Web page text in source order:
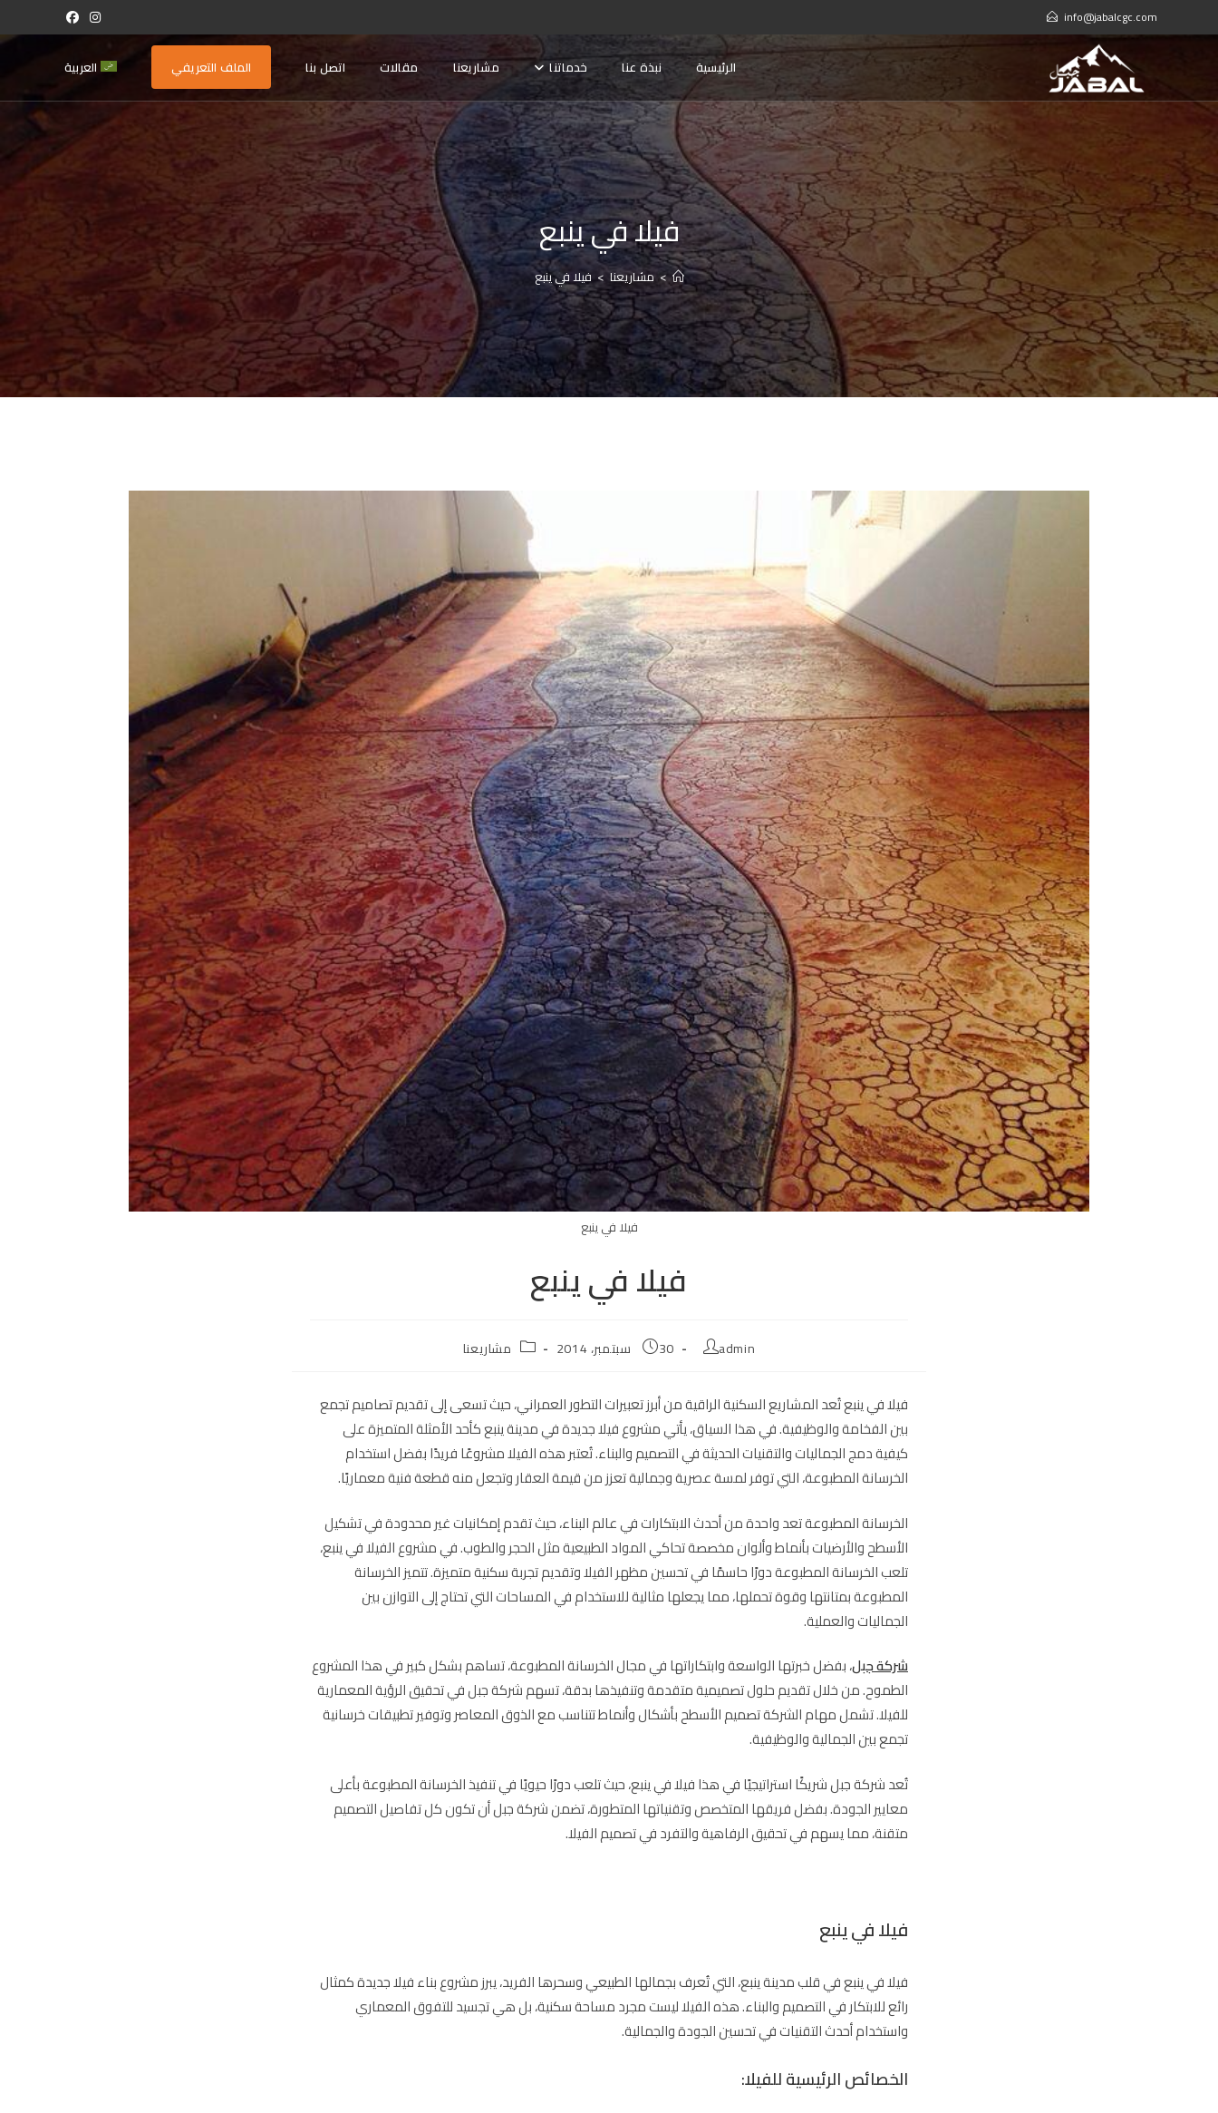
to
info@jabalcgc.com
الرئيسية نبذة عنا خدماتنا مشاريعنا مقالات اتصل بنا الملف التعريفي العربية
فيلا في ينبع
> مشاريعنا > فيلا في ينبع
فيلا في ينبع
فيلا في ينبع
Post
admin
Post
published:
30 سبتمبر، 2014 Post
category:
مشاريعنا
فيلا في ينبع تُعد المشاريع السكنية الراقية من أبرز تعبيرات التطور العمراني، حيث تسعى إلى تقديم تصاميم تجمع
بين الفخامة والوظيفية. في هذا السياق، يأتي مشروع فيلا جديدة في مدينة ينبع كأحد الأمثلة المتميزة على
كيفية دمج الجماليات والتقنيات الحديثة في التصميم والبناء. تُعتبر هذه الفيلا مشروعًا فريدًا بفضل استخدام
الخرسانة المطبوعة، التي توفر لمسة عصرية وجمالية تعزز من قيمة العقار وتجعل منه قطعة فنية معماريًا.
الخرسانة المطبوعة تعد واحدة من أحدث الابتكارات في عالم البناء، حيث تقدم إمكانيات غير محدودة في تشكيل
الأسطح والأرضيات بأنماط وألوان مخصصة تحاكي المواد الطبيعية مثل الحجر والطوب. في مشروع الفيلا في ينبع،
تلعب الخرسانة المطبوعة دورًا حاسمًا في تحسين مظهر الفيلا وتقديم تجربة سكنية متميزة. تتميز الخرسانة
المطبوعة بمتانتها وقوة تحملها، مما يجعلها مثالية للاستخدام في المساحات التي تحتاج إلى التوازن بين
الجماليات والعملية.
شركة جبل، بفضل خبرتها الواسعة وابتكاراتها في مجال الخرسانة المطبوعة، تساهم بشكل كبير في هذا المشروع
الطموح. من خلال تقديم حلول تصميمية متقدمة وتنفيذها بدقة، تسهم شركة جبل في تحقيق الرؤية المعمارية
للفيلا. تشمل مهام الشركة تصميم الأسطح بأشكال وأنماط تتناسب مع الذوق المعاصر وتوفير تطبيقات خرسانية
تجمع بين الجمالية والوظيفية.
تُعد شركة جبل شريكًا استراتيجيًا في هذا فيلا في ينبع، حيث تلعب دورًا حيويًا في تنفيذ الخرسانة المطبوعة بأعلى
معايير الجودة. بفضل فريقها المتخصص وتقنياتها المتطورة، تضمن شركة جبل أن تكون كل تفاصيل التصميم
متقنة، مما يسهم في تحقيق الرفاهية والتفرد في تصميم الفيلا.
فيلا في ينبع
فيلا في ينبع في قلب مدينة ينبع، التي تُعرف بجمالها الطبيعي وسحرها الفريد، يبرز مشروع بناء فيلا جديدة كمثال
رائع للابتكار في التصميم والبناء. هذه الفيلا ليست مجرد مساحة سكنية، بل هي تجسيد للتفوق المعماري
واستخدام أحدث التقنيات في تحسين الجودة والجمالية.
الخصائص الرئيسية للفيلا: